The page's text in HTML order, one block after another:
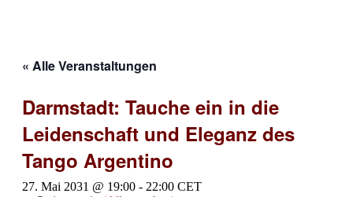
« Alle Veranstaltungen
Darmstadt: Tauche ein in die
Leidenschaft und Eleganz des
Tango Argentino
27. Mai 2031 @ 19:00 - 22:00 CET